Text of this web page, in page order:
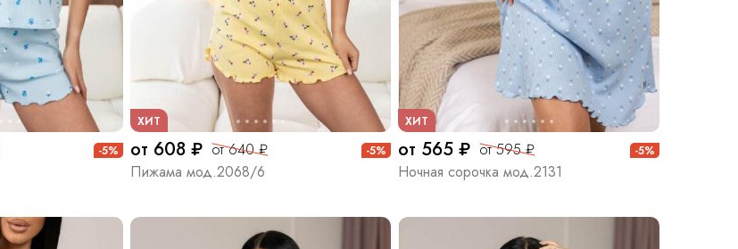
-5%
ХИТ
от 608 ₽ от 640 ₽ -5%
Пижама мод.2068/6
ХИТ
от 565 ₽ от 595 ₽ -5%
Ночная сорочка мод.2131